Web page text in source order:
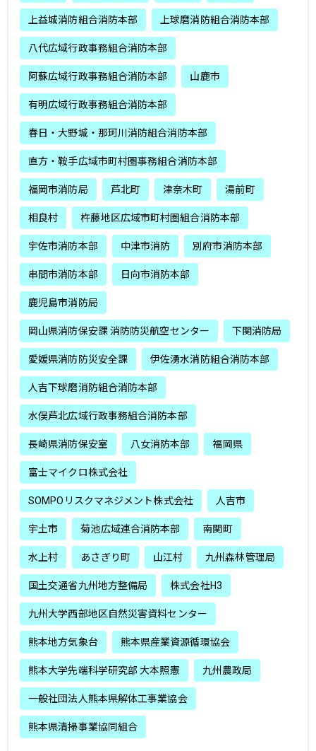
上益城消防組合消防本部 上球磨消防組合消防本部
八代広域行政事務組合消防本部
阿蘇広域行政事務組合消防本部 山鹿市
有明広域行政事務組合消防本部
春日・大野城・那珂川消防組合消防本部
直方・鞍手広域市町村圏事務組合消防本部
福岡市消防局 芦北町 津奈木町 湯前町
相良村 杵藤地区広域市町村圏組合消防本部
宇佐市消防本部 中津市消防 別府市消防本部
串間市消防本部 日向市消防本部
鹿児島市消防局
岡山県消防保安課 消防防災航空センター 下関消防局
愛媛県消防防災安全課 伊佐湧水消防組合消防本部
人吉下球磨消防組合消防本部
水俣芦北広域行政事務組合消防本部
長崎県消防保安室 八女消防本部 福岡県
富士マイクロ株式会社
SOMPOリスクマネジメント株式会社 人吉市
宇土市 菊池広域連合消防本部 南関町
水上村 あさぎり町 山江村 九州森林管理局
国土交通省九州地方整備局 株式会社H3
九州大学西部地区自然災害資料センター
熊本地方気象台 熊本県産業資源循環協会
熊本大学先端科学研究部 大本照憲 九州農政局
一般社団法人熊本県解体工事業協会
熊本県清掃事業協同組合